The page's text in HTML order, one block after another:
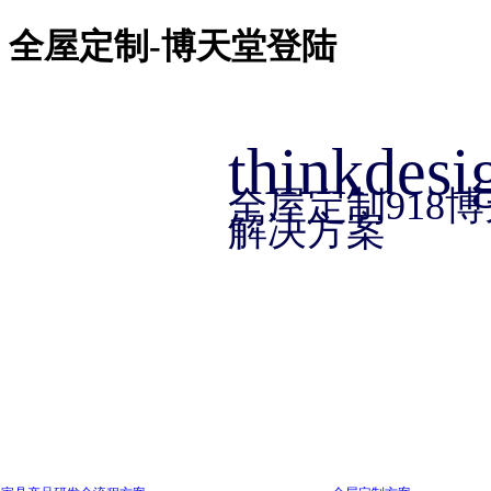
全屋定制-博天堂登陆918博天堂918博天堂官网首页
918博天堂官网的产品中心
方案中心
家具行业方案
汽车
全屋定制918
解决方案